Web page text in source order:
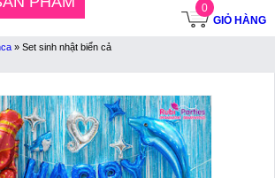
0
GIỎ HÀNG
» Set sinh nhật biển cả